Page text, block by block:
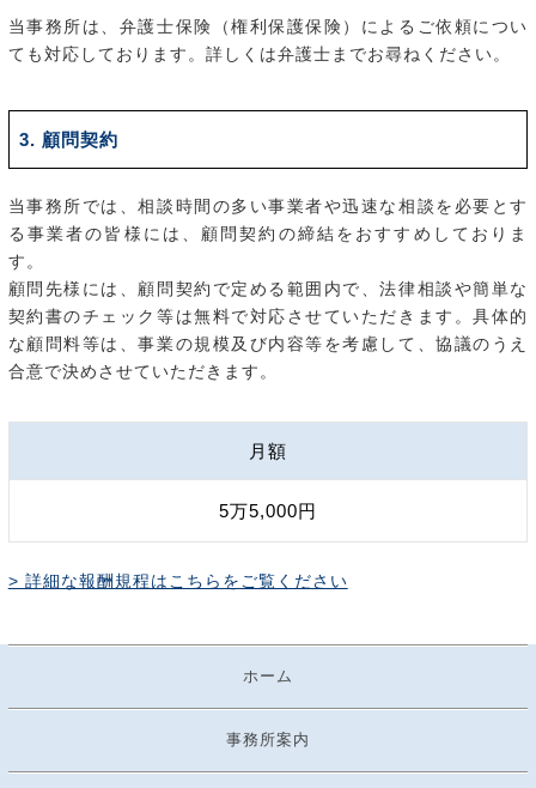
当事務所は、弁護士保険（権利保護保険）によるご依頼につい
ても対応しております。詳しくは弁護士までお尋ねください。
3. 顧問契約
当事務所では、相談時間の多い事業者や迅速な相談を必要とす
る事業者の皆様には、顧問契約の締結をおすすめしておりま
す。
顧問先様には、顧問契約で定める範囲内で、法律相談や簡単な
契約書のチェック等は無料で対応させていただきます。具体的
な顧問料等は、事業の規模及び内容等を考慮して、協議のうえ
合意で決めさせていただきます。
月額
5万5,000円
> 詳細な報酬規程はこちらをご覧ください
ホーム
事務所案内